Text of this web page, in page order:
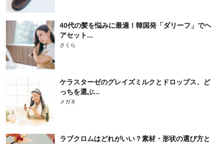
40代の髪を悩みに最適！韓国発「ダリーフ」でヘ
アセット...
さくら
ケラスターゼのグレイズミルクとドロップス、ど
っちを選ぶ...
メガネ
ラブクロムはどれがいい？素材・形状の選び方と